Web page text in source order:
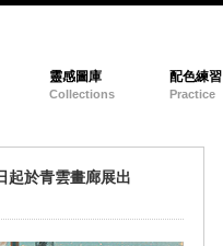
靈感圖庫
Collections
配色練習
Practice
於青雲畫廊展出